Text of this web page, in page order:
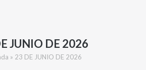
JUNIO DE 2026
» 23 DE JUNIO DE 2026